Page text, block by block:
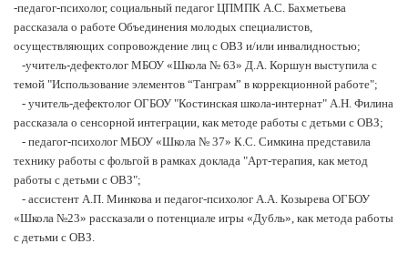
-педагог-психолог, социальный педагог ЦПМПК А.С. Бахметьева
рассказала о работе Объединения молодых специалистов,
осуществляющих сопровождение лиц с ОВЗ и/или инвалидностью;
-учитель-дефектолог МБОУ «Школа № 63» Д.А. Коршун выступила с
темой "Использование элементов “Танграм” в коррекционной работе";
- учитель-дефектолог ОГБОУ "Костинская школа-интернат" А.Н. Филина
рассказала о сенсорной интеграции, как методе работы с детьми с ОВЗ;
- педагог-психолог МБОУ «Школа № 37» К.С. Симкина представила
технику работы с фольгой в рамках доклада "Арт-терапия, как метод
работы с детьми с ОВЗ";
- ассистент А.П. Минкова и педагог-психолог А.А. Козырева ОГБОУ
«Школа №23» рассказали о потенциале игры «Дубль», как метода работы
с детьми с ОВЗ.